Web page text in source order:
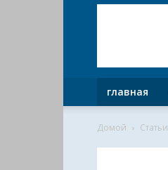
главная
Домой Статьи